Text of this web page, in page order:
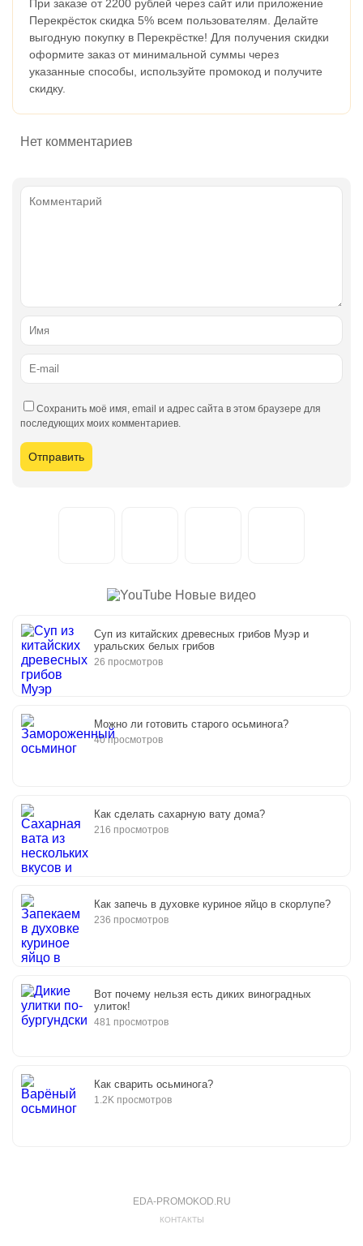
При заказе от 2200 рублей через сайт или приложение
Перекрёсток скидка 5% всем пользователям. Делайте
выгодную покупку в Перекрёстке! Для получения скидки
оформите заказ от минимальной суммы через
указанные способы, используйте промокод и получите
скидку.
Нет комментариев
Сохранить моё имя, email и адрес сайта в этом браузере для
последующих моих комментариев.
Новые видео
Суп из китайских древесных грибов Муэр и
уральских белых грибов
26 просмотров
Можно ли готовить старого осьминога?
40 просмотров
Как сделать сахарную вату дома?
216 просмотров
Как запечь в духовке куриное яйцо в скорлупе?
236 просмотров
Вот почему нельзя есть диких виноградных
улиток!
481 просмотров
Как сварить осьминога?
1.2K просмотров
EDA-PROMOKOD.RU
КОНТАКТЫ